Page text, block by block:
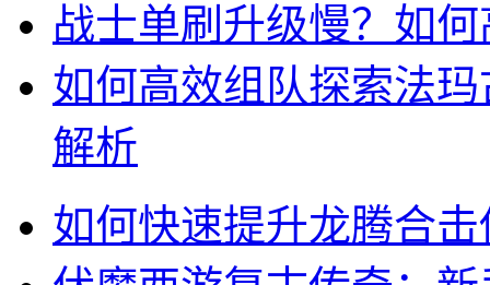
战士单刷升级慢？如
如何高效组队探索法
解析
如何快速提升龙腾合